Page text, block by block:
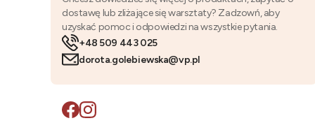
dostawę lub zliżające się warsztaty? Zadzowń, aby
uzyskać pomoc i odpowiedzi na wszystkie pytania.
+48 509 443 025
dorota.golebiewska@vp.pl